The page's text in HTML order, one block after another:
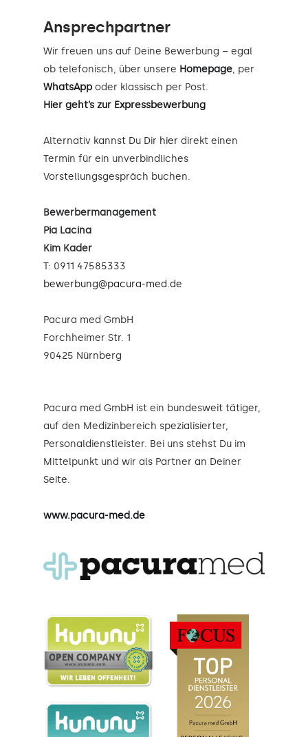
Ansprechpartner
Wir freuen uns auf Deine Bewerbung – egal
ob telefonisch, über unsere Homepage, per
WhatsApp oder klassisch per Post.
Hier geht’s zur Expressbewerbung
Alternativ kannst Du Dir hier direkt einen
Termin für ein unverbindliches
Vorstellungsgespräch buchen.
Bewerbermanagement
Pia Lacina
Kim Kader
T: 0911 47585333
bewerbung@pacura-med.de
Pacura med GmbH
Forchheimer Str. 1
90425 Nürnberg
Pacura med GmbH ist ein bundesweit tätiger,
auf den Medizinbereich spezialisierter,
Personaldienstleister. Bei uns stehst Du im
Mittelpunkt und wir als Partner an Deiner
Seite.
www.pacura-med.de